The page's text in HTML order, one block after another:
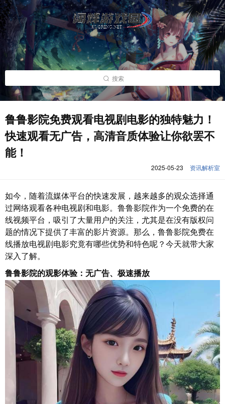
搜索
鲁鲁影院免费观看电视剧电影的独特魅力！
快速观看无广告，高清音质体验让你欲罢不
能！
2025-05-23 资讯解析室
如今，随着流媒体平台的快速发展，越来越多的观众选择通
过网络观看各种电视剧和电影。鲁鲁影院作为一个免费的在
线视频平台，吸引了大量用户的关注，尤其是在没有版权问
题的情况下提供了丰富的影片资源。那么，鲁鲁影院免费在
线播放电视剧电影究竟有哪些优势和特色呢？今天就带大家
深入了解。
鲁鲁影院的观影体验：无广告、极速播放